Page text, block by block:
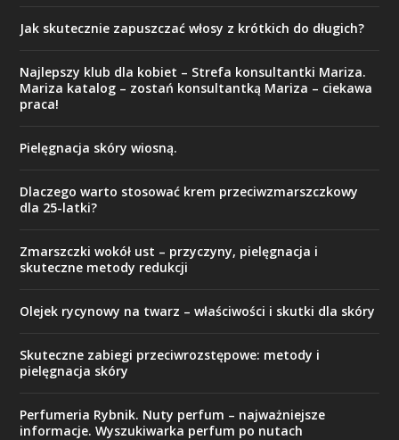
Jak skutecznie zapuszczać włosy z krótkich do długich?
Najlepszy klub dla kobiet – Strefa konsultantki Mariza.
Mariza katalog – zostań konsultantką Mariza – ciekawa
praca!
Pielęgnacja skóry wiosną.
Dlaczego warto stosować krem przeciwzmarszczkowy
dla 25-latki?
Zmarszczki wokół ust – przyczyny, pielęgnacja i
skuteczne metody redukcji
Olejek rycynowy na twarz – właściwości i skutki dla skóry
Skuteczne zabiegi przeciwrozstępowe: metody i
pielęgnacja skóry
Perfumeria Rybnik. Nuty perfum – najważniejsze
informacje. Wyszukiwarka perfum po nutach